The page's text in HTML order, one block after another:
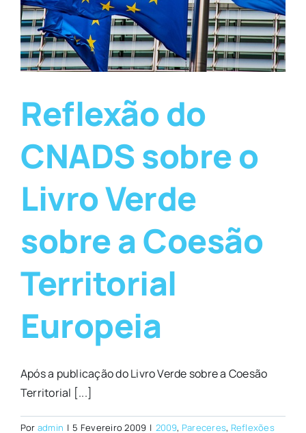
Reflexão do
CNADS sobre o
Livro Verde
sobre a Coesão
Territorial
Europeia
Após a publicação do Livro Verde sobre a Coesão
Territorial [...]
Por admin | 5 Fevereiro 2009 | 2009, Pareceres, Reflexões